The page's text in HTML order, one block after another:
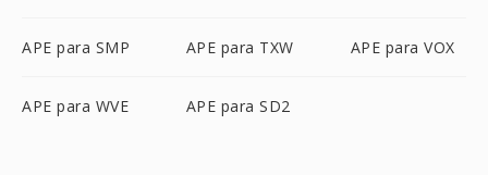
APE para SMP APE para TXW APE para VOX
APE para WVE APE para SD2